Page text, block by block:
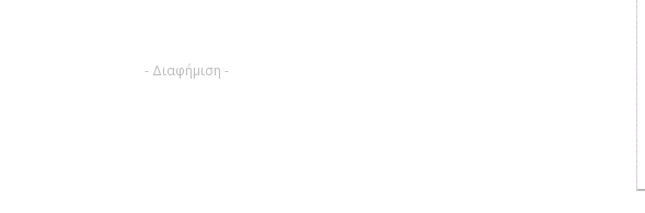
- Διαφήμιση -